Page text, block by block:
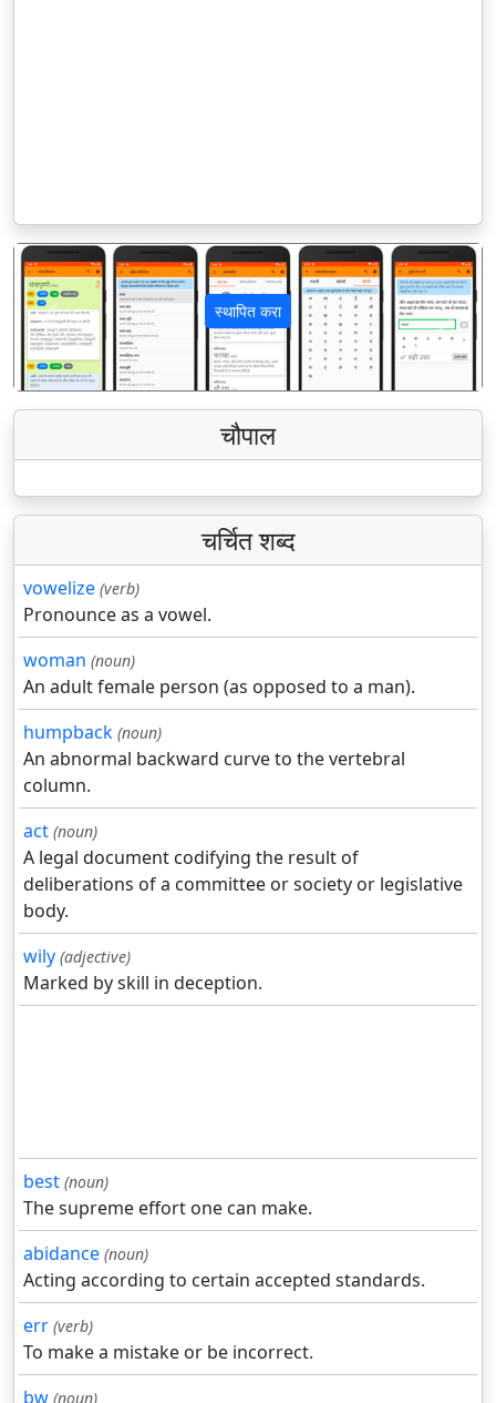
स्थापित करा
पिछला अगला
चौपाल
चर्चित शब्द
vowelize (verb)
Pronounce as a vowel.
woman (noun)
An adult female person (as opposed to a man).
humpback (noun)
An abnormal backward curve to the vertebral
column.
act (noun)
A legal document codifying the result of
deliberations of a committee or society or legislative
body.
wily (adjective)
Marked by skill in deception.
best (noun)
The supreme effort one can make.
abidance (noun)
Acting according to certain accepted standards.
err (verb)
To make a mistake or be incorrect.
bw (noun)